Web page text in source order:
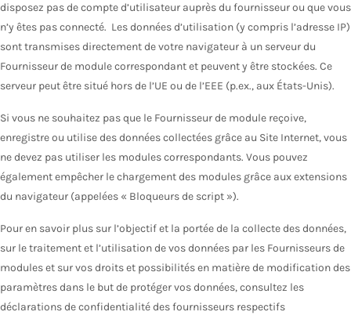
disposez pas de compte d’utilisateur auprès du fournisseur ou que vous
n’y êtes pas connecté. Les données d’utilisation (y compris l’adresse IP)
sont transmises directement de votre navigateur à un serveur du
Fournisseur de module correspondant et peuvent y être stockées. Ce
serveur peut être situé hors de l’UE ou de l’EEE (p.ex., aux États-Unis).
Si vous ne souhaitez pas que le Fournisseur de module reçoive,
enregistre ou utilise des données collectées grâce au Site Internet, vous
ne devez pas utiliser les modules correspondants. Vous pouvez
également empêcher le chargement des modules grâce aux extensions
du navigateur (appelées « Bloqueurs de script »).
Pour en savoir plus sur l’objectif et la portée de la collecte des données,
sur le traitement et l’utilisation de vos données par les Fournisseurs de
modules et sur vos droits et possibilités en matière de modification des
paramètres dans le but de protéger vos données, consultez les
déclarations de confidentialité des fournisseurs respectifs